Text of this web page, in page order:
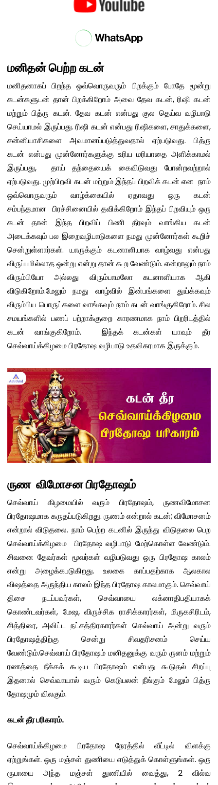
மனிதன் பெற்ற கடன்
மனிதனாகப் பிறந்த ஒவ்வொருவரும் பிறக்கும் போதே மூன்று
கடன்களுடன் தான் பிறக்கிறோம் அவை தேவ கடன், ரிஷி கடன்
மற்றும் பித்ரு கடன். தேவ கடன் என்பது குல தெய்வ வழிபாடு
செய்யாமல் இருப்பது. ரிஷி கடன் என்பது ரிஷிகளை, சாதுக்களை,
சன்னியாசிகளை அவமானப்படுத்துவதால் ஏற்படுவது. பித்ரு
கடன் என்பது முன்னோர்களுக்கு உரிய மரியாதை அளிக்காமல்
இருப்பது, தாய் தந்தையைக் கைவிடுவது போன்றவற்றால்
ஏற்படுவது. முற்பிறவி கடன் மற்றும் இந்தப் பிறவிக் கடன் என நாம்
ஒவ்வொருவரும் வாழ்க்கையில் ஏதாவது ஒரு கடன்
சம்பந்தமான பிரச்சினையில் தவிக்கிறோம் இந்தப் பிறவியும் ஒரு
கடன் தான் இந்த பிறவிப் பிணி தீரவும் வாங்கிய கடன்
அடைக்கவும் பல இறைவழிபாடுகளை நமது முன்னோர்கள் கூறிச்
சென்றுள்ளார்கள். யாருக்கும் கடனாளியாக வாழ்வது என்பது
விருப்பமில்லாத ஒன்று என்று தான் கூற வேண்டும். என்றாலும் நாம்
விரும்பியோ அல்லது விரும்பாமலோ கடனாளியாக ஆகி
விடுகிறோம்.மேலும் நமது வாழ்வில் இன்பங்களை துய்க்கவும்
விரும்பிய பொருட்களை வாங்கவும் நாம் கடன் வாங்குகிறோம். சில
சமயங்களில் பணப் பற்றாக்குறை காரணமாக நாம் பிறரிடத்தில்
கடன் வாங்குகிறோம். இந்தக் கடன்கள் யாவும் தீர
செவ்வாய்க்கிழமை பிரதோஷ வழிபாடு உதவிகரமாக இருக்கும்.
ருண விமோசன பிரதோஷம்
செவ்வாய் கிழமையில் வரும் பிரதோஷம், ருணவிமோசன
பிரதோஷமாக கருதப்படுகிறது. ருணம் என்றால் கடன்; விமோசனம்
என்றால் விடுதலை. நாம் பெற்ற கடனில் இருந்து விடுதலை பெற
செவ்வாய்க்கிழமை பிரதோஷ வழிபாடு மேற்கொள்ள வேண்டும்.
சிவனை தேவர்கள் மூவர்கள் வழிபடுவது ஒரு பிரதோஷ காலம்
என்று அழைக்கபடுகிறது. உலகை காப்பதற்காக ஆலகால
விஷத்தை அருந்திய காலம் இந்த பிரதோஷ காலமாகும். செவ்வாய்
திசை நடப்பவர்கள், செவ்வாயை லக்னாதிபதியாகக்
கொண்டவர்கள், மேஷ, விருச்சிக ராசிக்காரர்கள், மிருகசிரிடம்,
சித்திரை, அவிட்ட நட்சத்திரகாரர்கள் செவ்வாய் அன்று வரும்
பிரதோஷத்திற்கு சென்று சிவதரிசனம் செய்ய
வேண்டும்.செவ்வாய் பிரதோஷம் மனிதனுக்கு வரும் ருனம் மற்றும்
ரணத்தை நீக்கக் கூடிய பிரதோஷம் என்பது கூடுதல் சிறப்பு
இதனால் செவ்வாயால் வரும் கெடுபலன் நீங்கும் மேலும் பித்ரு
தோஷமும் விலகும்.
கடன் தீர பரிகாரம்.
செவ்வாய்க்கிழமை பிரதோஷ நேரத்தில் வீட்டில் விளக்கு
ஏற்றுங்கள். ஒரு மஞ்சள் துணியை எடுத்துக் கொள்ளுங்கள். ஒரு
ரூபாயை அந்த மஞ்சள் துணியில் வைத்து, 2 வில்வ